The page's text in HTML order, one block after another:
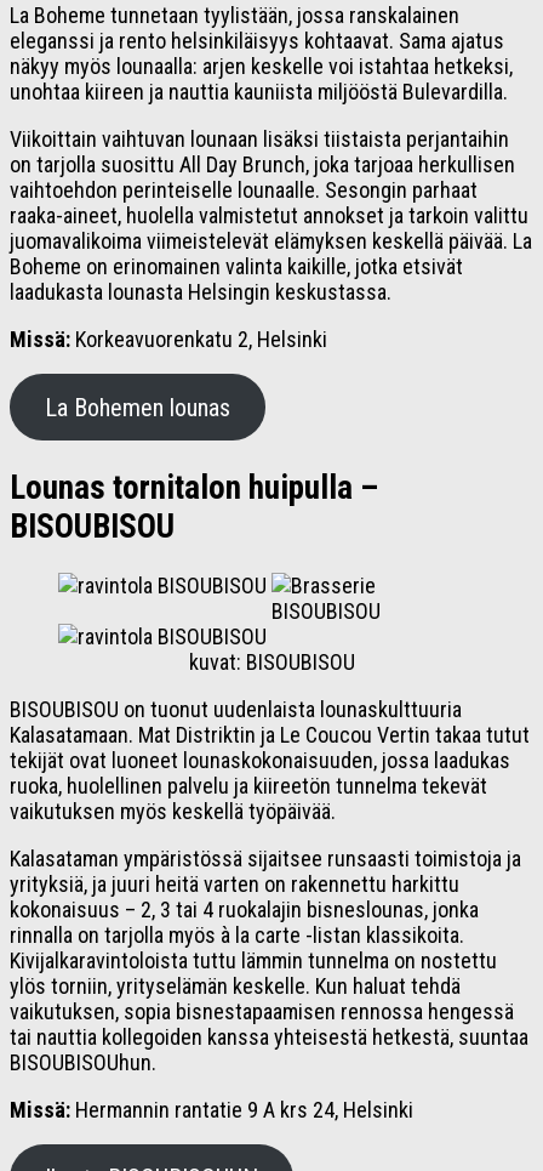
La Boheme tunnetaan tyylistään, jossa ranskalainen
eleganssi ja rento helsinkiläisyys kohtaavat. Sama ajatus
näkyy myös lounaalla: arjen keskelle voi istahtaa hetkeksi,
unohtaa kiireen ja nauttia kauniista miljööstä Bulevardilla.
Viikoittain vaihtuvan lounaan lisäksi tiistaista perjantaihin
on tarjolla suosittu All Day Brunch, joka tarjoaa herkullisen
vaihtoehdon perinteiselle lounaalle. Sesongin parhaat
raaka-aineet, huolella valmistetut annokset ja tarkoin valittu
juomavalikoima viimeistelevät elämyksen keskellä päivää. La
Boheme on erinomainen valinta kaikille, jotka etsivät
laadukasta lounasta Helsingin keskustassa.
Missä: Korkeavuorenkatu 2, Helsinki
La Bohemen lounas
Lounas tornitalon huipulla –
BISOUBISOU
kuvat: BISOUBISOU
BISOUBISOU on tuonut uudenlaista lounaskulttuuria
Kalasatamaan. Mat Distriktin ja Le Coucou Vertin takaa tutut
tekijät ovat luoneet lounaskokonaisuuden, jossa laadukas
ruoka, huolellinen palvelu ja kiireetön tunnelma tekevät
vaikutuksen myös keskellä työpäivää.
Kalasataman ympäristössä sijaitsee runsaasti toimistoja ja
yrityksiä, ja juuri heitä varten on rakennettu harkittu
kokonaisuus – 2, 3 tai 4 ruokalajin bisneslounas, jonka
rinnalla on tarjolla myös à la carte -listan klassikoita.
Kivijalkaravintoloista tuttu lämmin tunnelma on nostettu
ylös torniin, yrityselämän keskelle. Kun haluat tehdä
vaikutuksen, sopia bisnestapaamisen rennossa hengessä
tai nauttia kollegoiden kanssa yhteisestä hetkestä, suuntaa
BISOUBISOUhun.
Missä: Hermannin rantatie 9 A krs 24, Helsinki